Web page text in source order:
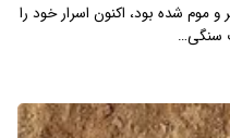
که بیش از ۴۰۰۰ سال مهر و موم شده بود، اکنون اسرار خود را
سنگی…